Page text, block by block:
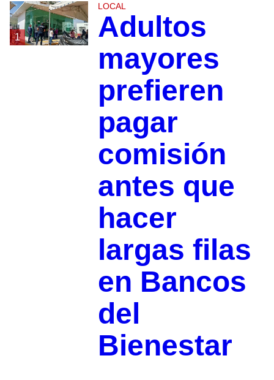
1
LOCAL
Adultos
mayores
prefieren
pagar
comisión
antes que
hacer
largas filas
en Bancos
del
Bienestar